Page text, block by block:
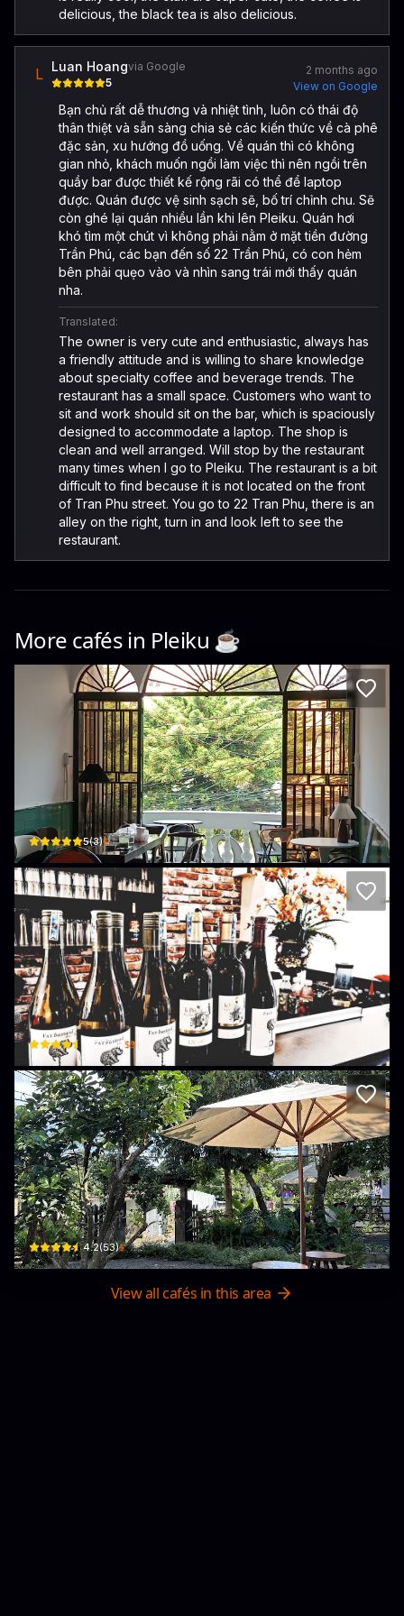
delicious, the black tea is also delicious.
L Luan Hoangvia Google
5
2 months ago
View on Google
Bạn chủ rất dễ thương và nhiệt tình, luôn có thái độ
thân thiệt và sẵn sàng chia sẻ các kiến thức về cà phê
đặc sản, xu hướng đồ uống. Về quán thì có không
gian nhỏ, khách muốn ngồi làm việc thì nên ngồi trên
quầy bar được thiết kế rộng rãi có thể để laptop
được. Quán được vệ sinh sạch sẽ, bố trí chỉnh chu. Sẽ
còn ghé lại quán nhiều lần khi lên Pleiku. Quán hơi
khó tìm một chút vì không phải nằm ở mặt tiền đường
Trần Phú, các bạn đến số 22 Trần Phú, có con hẻm
bên phải quẹo vào và nhìn sang trái mới thấy quán
nha.
Translated:
The owner is very cute and enthusiastic, always has
a friendly attitude and is willing to share knowledge
about specialty coffee and beverage trends. The
restaurant has a small space. Customers who want to
sit and work should sit on the bar, which is spaciously
designed to accommodate a laptop. The shop is
clean and well arranged. Will stop by the restaurant
many times when I go to Pleiku. The restaurant is a bit
difficult to find because it is not located on the front
of Tran Phu street. You go to 22 Tran Phu, there is an
alley on the right, turn in and look left to see the
restaurant.
More cafés in Pleiku ☕️
Dos.coffeebar
48 Phan Bội Châu, Pleiku, Gia Lai 600000, Vietnam
5(3)$
Passata Bistro
43 Võ Thị Sáu · P. Diên Hồng, Pleiku
4.6(214) $$
Gạo Coffee
69 Nguyễn An Ninh · P. Diên Hồng, Pleiku
4.2(53)$
View all cafés in this area